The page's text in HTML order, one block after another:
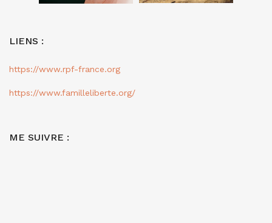
LIENS :
https://www.rpf-france.org
https://www.familleliberte.org/
ME SUIVRE :